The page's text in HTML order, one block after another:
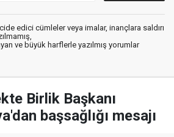
edici cümleler veya imalar, inançlara saldırı
ve büyük harflerle yazılmış yorumlar
Birlik Başkanı
başsağlığı mesajı